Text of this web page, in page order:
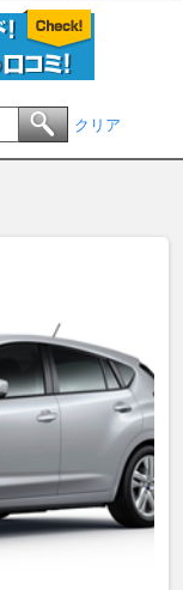
クリア